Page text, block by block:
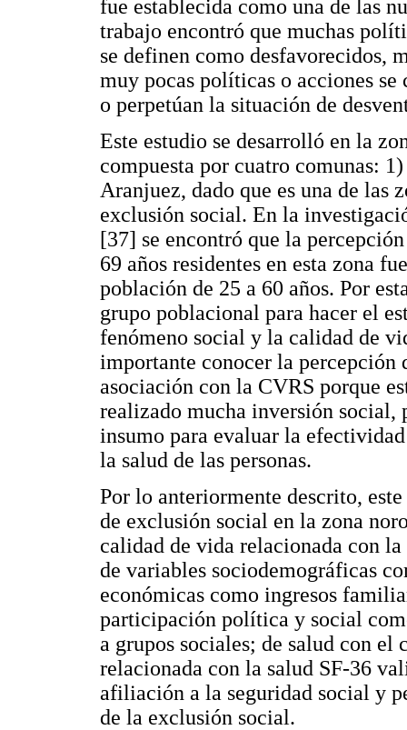
fue establecida como una de las
trabajo encontró que muchas
se definen como desfavorecidos,
muy pocas políticas o acciones se
o perpetúan la situación de
Este estudio se desarrolló en la
compuesta por cuatro comunas:
Aranjuez, dado que es una de las
exclusión social. En la
[37] se encontró que la
69 años residentes en esta zona
población de 25 a 60 años. Por
grupo poblacional para hacer el
fenómeno social y la calidad de
importante conocer la percepción
asociación con la CVRS porque
realizado mucha inversión
insumo para evaluar la
la salud de las personas.
Por lo anteriormente descrito,
de exclusión social en la zona
calidad de vida relacionada con
de variables sociodemográficas
económicas como ingresos
participación política y social
a grupos sociales; de salud con
relacionada con la salud SF-36
afiliación a la seguridad social y
de la exclusión social.